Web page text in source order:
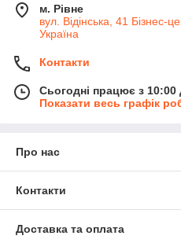
м. Рівне
вул. Відінська, 41 Бізнес-
Україна
Контакти
Сьогодні працює з 10:00
Показати весь графік
Про нас
Контакти
Доставка та оплата